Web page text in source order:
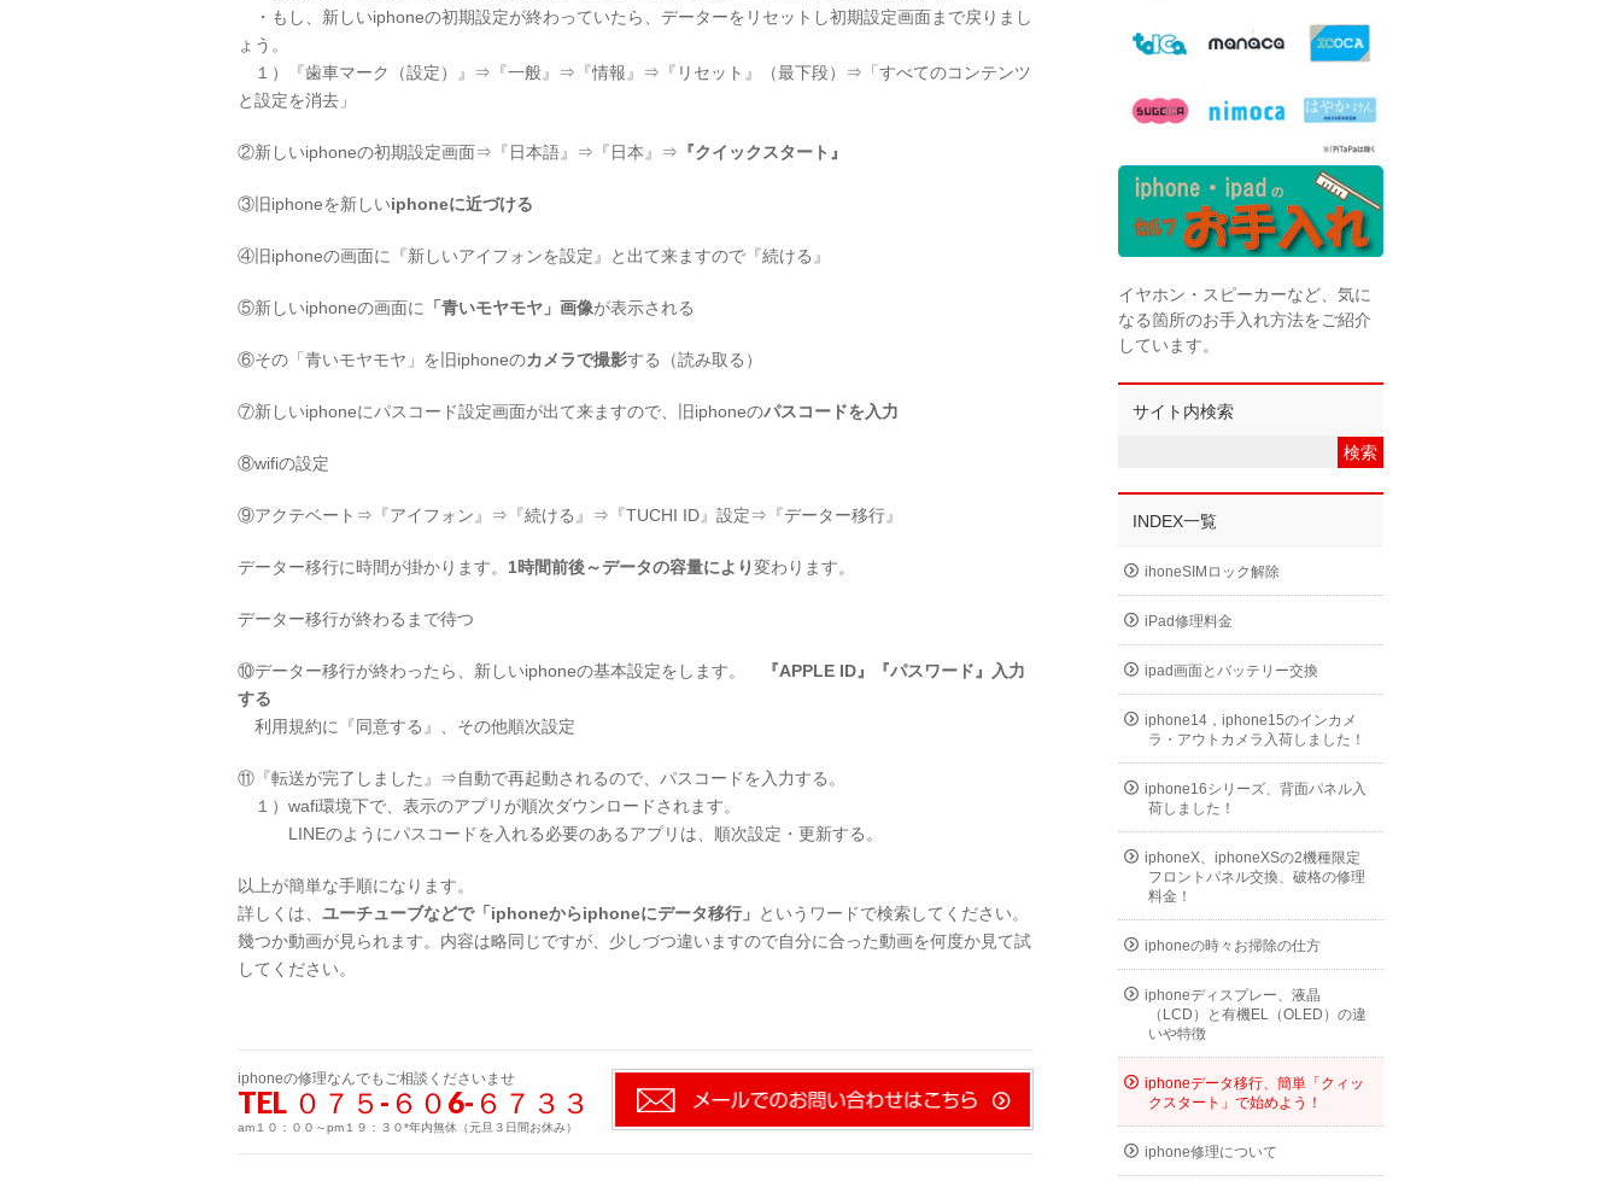
・もし、新しいiphoneの初期設定が終わっていたら、データーをリセットし初期設定画面まで戻りまし
ょう。
１）『歯車マーク（設定）』⇒『一般』⇒『情報』⇒『リセット』（最下段）⇒「すべてのコンテンツ
と設定を消去」
②新しいiphoneの初期設定画面⇒『日本語』⇒『日本』⇒ 『クイックスタート』
③旧iphoneを新しいiphoneに近づける
④旧iphoneの画面に『新しいアイフォンを設定』と出て来ますので『続ける』
⑤新しいiphoneの画面に 「青いモヤモヤ」画像が表示される
⑥その「青いモヤモヤ」を旧iphoneのカメラで撮影する（読み取る）
⑦新しいiphoneにパスコード設定画面が出て来ますので、旧iphoneのパスコードを入力
⑧wifiの設定
⑨アクテベート⇒『アイフォン』⇒『続ける』⇒『TUCHI ID』設定⇒『データー移行』
データー移行に時間が掛かります。 1時間前後～データの容量により変わります。
データー移行が終わるまで待つ
⑩データー移行が終わったら、新しいiphoneの基本設定をします。
『APPLE ID』『パスワード』入力
する
利用規約に『同意する』、その他順次設定
⑪『転送が完了しました』⇒自動で再起動されるので、パスコードを入力する。
１）wafi環境下で、表示のアプリが順次ダウンロードされます。
LINEのようにパスコードを入れる必要のあるアプリは、順次設定・更新する。
以上が簡単な手順になります。
詳しくは、 ユーチューブなどで「iphoneからiphoneにデータ移行」 というワードで検索してください。
幾つか動画が見られます。内容は略同じですが、少しづつ違いますので自分に合った動画を何度か見て試
してください。
iphoneの修理なんでもご相談くださいませ
TEL ０７５-６０6-６７３３
am１０：００～pm１９：３０*年内無休（元旦３日間お休み）
イヤホン・スピーカーなど、気に
なる箇所のお手入れ方法をご紹介
しています。
サイト内検索
INDEX一覧
ihoneSIMロック解除
iPad修理料金
ipad画面とバッテリー交換
iphone14，iphone15のインカメ
ラ・アウトカメラ入荷しました！
iphone16シリーズ、背面パネル入
荷しました！
iphoneX、iphoneXSの2機種限定
フロントパネル交換、破格の修理
料金！
iphoneの時々お掃除の仕方
iphoneディスプレー、液晶
（LCD）と有機EL（OLED）の違
いや特徴
iphoneデータ移行、簡単「クィッ
クスタート」で始めよう！
iphone修理について